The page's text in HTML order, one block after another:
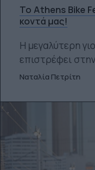
Το Athens Bike
κοντά μας!
Η μεγαλύτερη
επιστρέφει
Ναταλία Πετρίτη